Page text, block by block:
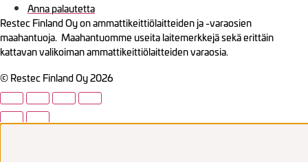
Anna palautetta
Restec Finland Oy on ammattikeittiölaitteiden ja -varaosien
maahantuoja. Maahantuomme useita laitemerkkejä sekä erittäin
kattavan valikoiman ammattikeittiölaitteiden varaosia.
© Restec Finland Oy 2026